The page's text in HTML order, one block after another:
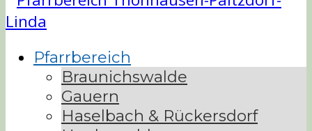
Pfarrbereich
Braunichswalde
Gauern
Haselbach & Rückersdorf